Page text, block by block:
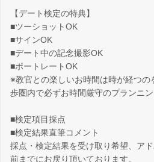
【デート検定の特典】
■ツーショットOK
■サインOK
■デート中の記念撮影OK
■ポートレートOK
※教官との楽しいお時間は時が経つの
歩圏内で必ずお時間厳守のプランニ
■検定項目採点
■検定結果直筆コメント
採点・検定結果を受け取り希望、ア
前までにお戻り頂いております。